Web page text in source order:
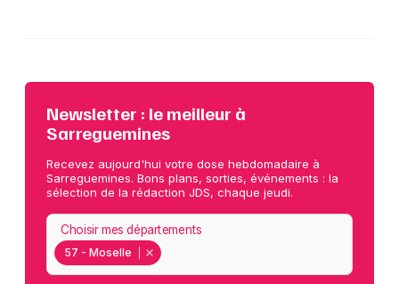
Newsletter : le meilleur à
Sarreguemines
Recevez aujourd'hui votre dose hebdomadaire à
Sarreguemines. Bons plans, sorties, événements : la
sélection de la rédaction JDS, chaque jeudi.
57 - Moselle
Choisir mes départements